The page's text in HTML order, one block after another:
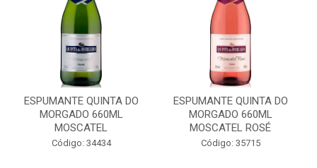
ESPUMANTE QUINTA DO
MORGADO 660ML
MOSCATEL
Código: 34434
ESPUMANTE QUINTA DO
MORGADO 660ML
MOSCATEL ROSÉ
Código: 35715